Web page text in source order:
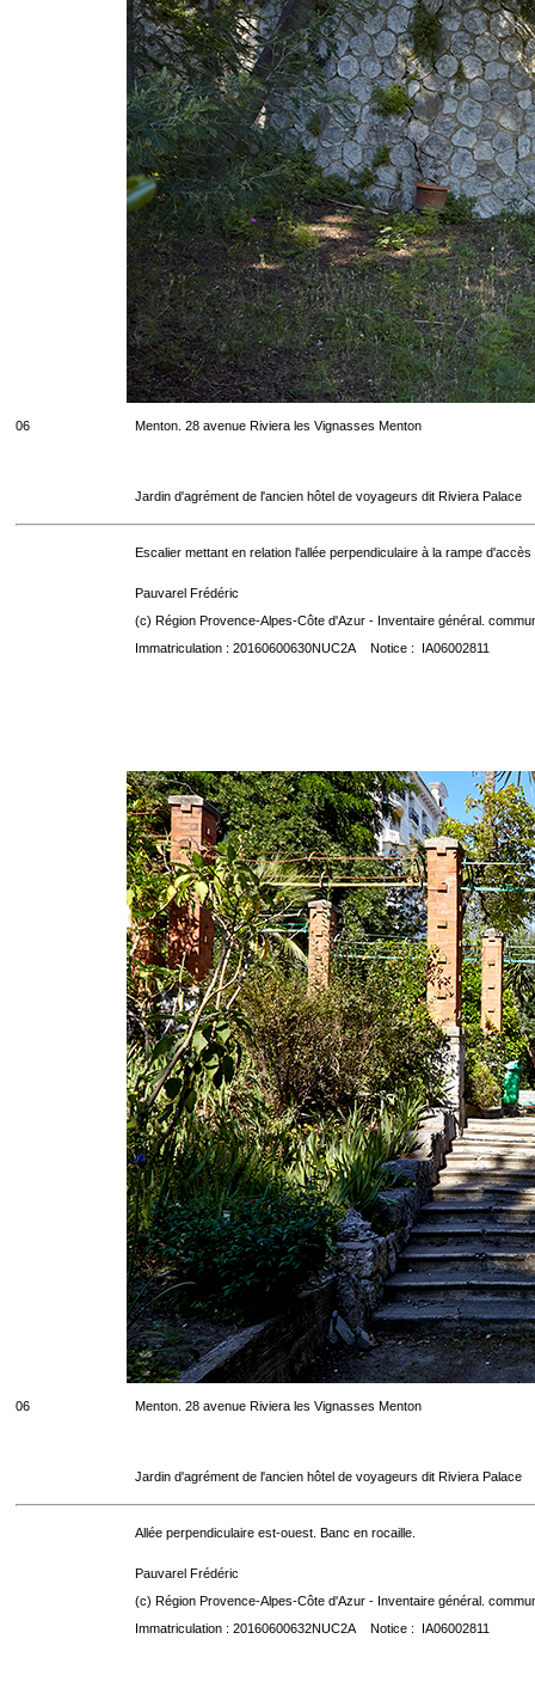
06 Menton. 28 avenue Riviera les Vignasses Menton
Jardin d'agrément de l'ancien hôtel de voyageurs dit Riviera Palace
Escalier mettant en relation l'allée perpendiculaire à la rampe
Pauvarel Frédéric
(c) Région Provence-Alpes-Côte d'Azur - Inventaire général.
Immatriculation : 20160600630NUC2A Notice : IA06002811
06 Menton. 28 avenue Riviera les Vignasses Menton
Jardin d'agrément de l'ancien hôtel de voyageurs dit Riviera Palace
Allée perpendiculaire est-ouest. Banc en rocaille.
Pauvarel Frédéric
(c) Région Provence-Alpes-Côte d'Azur - Inventaire général.
Immatriculation : 20160600632NUC2A Notice : IA06002811